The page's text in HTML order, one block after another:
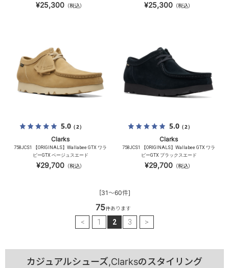
¥25,300 （税込） ¥25,300 （税込）
5.0（2）
Clarks
758JCS1 【ORIGINALS】Wallabee GTX ワラ
ビーGTX ベージュスエード
¥29,700（税込）
5.0（2）
Clarks
758JCS1 【ORIGINALS】Wallabee GTX ワラ
ビーGTX ブラックスエード
¥29,700（税込）
[31～60件]
75件あります
< 1 2 3 >
カジュアルシューズ,Clarksのスタイリング